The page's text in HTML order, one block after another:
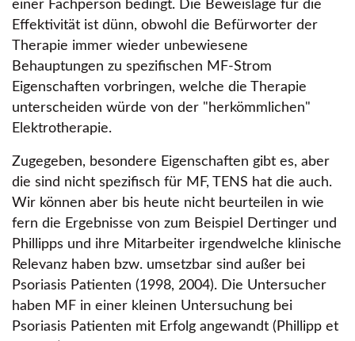
einer Fachperson bedingt. Die Beweislage für die
Effektivität ist dünn, obwohl die Befürworter der
Therapie immer wieder unbewiesene
Behauptungen zu spezifischen MF-Strom
Eigenschaften vorbringen, welche die Therapie
unterscheiden würde von der
herkömmlichen
Elektrotherapie.
Zugegeben, besondere Eigenschaften gibt es, aber
die sind nicht spezifisch für MF, TENS hat die auch.
Wir können aber bis heute nicht beurteilen in wie
fern die Ergebnisse von zum Beispiel Dertinger und
Phillipps und ihre Mitarbeiter irgendwelche klinische
Relevanz haben bzw. umsetzbar sind außer bei
Psoriasis Patienten (1998, 2004). Die Untersucher
haben MF in einer kleinen Untersuchung bei
Psoriasis Patienten mit Erfolg angewandt (Phillipp et